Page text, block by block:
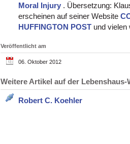
Moral Injury . Übersetzung:
erscheinen auf seiner Website
HUFFINGTON POST und vielen
Veröffentlicht am
06. Oktober 2012
Weitere Artikel auf der
Robert C. Koehler